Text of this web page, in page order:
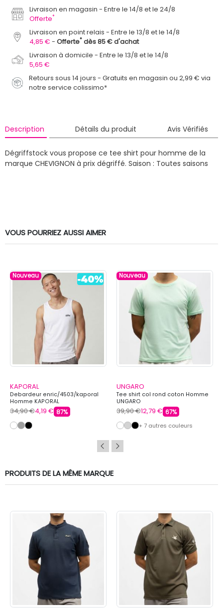
Livraison en magasin
Entre le 14/8 et le 24/8
Offerte*
Livraison en point relais
Entre le 13/8 et le 14/8
4,85 €
Offerte* dès 85 € d'achat
Livraison à domicile
Entre le 13/8 et le 14/8
5,65 €
Retours sous 14 jours - Gratuits en magasin ou 2,99 € via
notre service colissimo*
Description Détails du produit Avis Vérifiés
Dégriffstock vous propose ce tee shirt pour homme de la
marque CHEVIGNON à prix dégriffé. Saison : Toutes saisons
VOUS POURRIEZ AUSSI AIMER
Nouveau
KAPORAL
Debardeur enric/4503/kaporal
Homme KAPORAL
34,90 €4,19 € 87%
Nouveau
UNGARO
Tee shirt col rond coton Homme
UNGARO
39,90 €12,79 € 67%
+ 7 autres couleurs
PRODUITS DE LA MÊME MARQUE